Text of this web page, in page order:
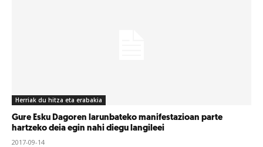
Herriak du hitza eta erabakia
Gure Esku Dagoren larunbateko manifestazioan parte
hartzeko deia egin nahi diegu langileei
2017-09-14